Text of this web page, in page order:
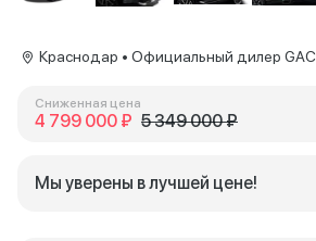
Краснодар • Официальный дилер GAC
Сниженная цена
4 799 000 ₽ 5 349 000 ₽
Мы уверены в лучшей цене!